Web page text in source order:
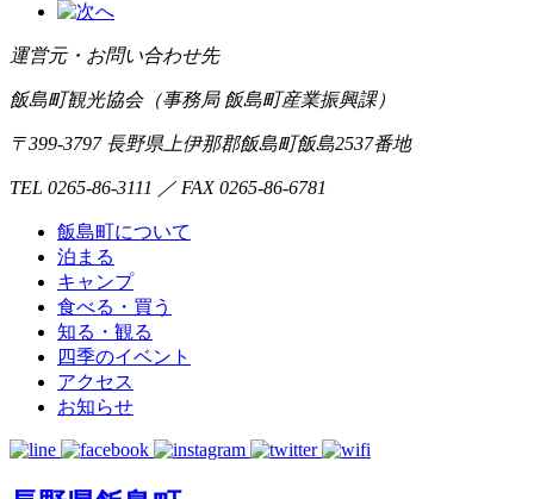
運営元・お問い合わせ先
飯島町観光協会（事務局 飯島町産業振興課）
〒399-3797 長野県上伊那郡飯島町飯島2537番地
TEL 0265-86-3111 ／ FAX 0265-86-6781
飯島町について
泊まる
キャンプ
食べる・買う
知る・観る
四季のイベント
アクセス
お知らせ